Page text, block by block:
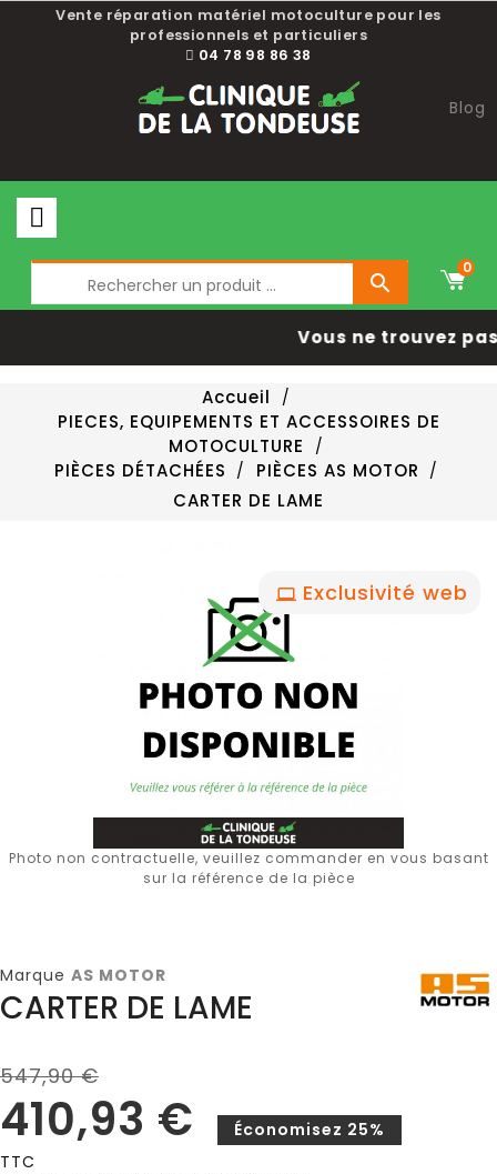
Vente réparation matériel motoculture pour les
professionnels et particuliers
04 78 98 86 38
Blog

0
Vous ne trouvez
Accueil
PIECES, EQUIPEMENTS ET ACCESSOIRES DE
MOTOCULTURE
PIÈCES DÉTACHÉES
PIÈCES AS MOTOR
CARTER DE LAME
Exclusivité web
Photo non contractuelle, veuillez commander en vous basant
sur la référence de la pièce
Marque AS MOTOR
CARTER DE LAME
547,90 €
410,93 €
Économisez 25%
TTC